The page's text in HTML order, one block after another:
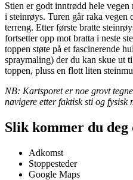
Stien er godt inntrødd hele
i steinrøys. Turen går raka vegen
terreng. Etter første bratte
fortsetter opp mot bratta i neste
toppen støte på et fascinerende
spraymaling) der du kan skue ut
toppen, pluss en flott liten
NB: Kartsporet er noe grovt
navigere etter faktisk sti og fysisk
Slik kommer du deg
Adkomst
Stoppesteder
Google Maps